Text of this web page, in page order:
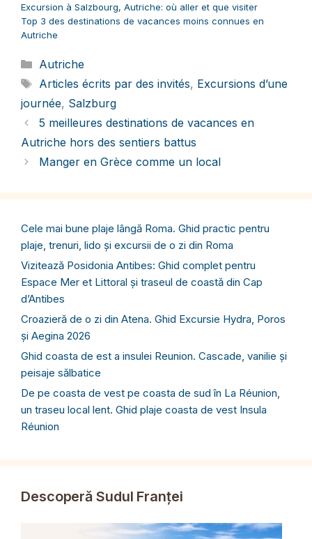
Excursion à Salzbourg, Autriche: où aller et que visiter
Top 3 des destinations de vacances moins connues en
Autriche
Catégories
Autriche
Étiquettes
Articles écrits par des invités, Excursions d’une
journée, Salzburg
5 meilleures destinations de vacances en
Autriche hors des sentiers battus
Manger en Grèce comme un local
Cele mai bune plaje lângă Roma. Ghid practic pentru
plaje, trenuri, lido și excursii de o zi din Roma
Vizitează Posidonia Antibes: Ghid complet pentru
Espace Mer et Littoral și traseul de coastă din Cap
d’Antibes
Croazieră de o zi din Atena. Ghid Excursie Hydra, Poros
și Aegina 2026
Ghid coasta de est a insulei Reunion. Cascade, vanilie și
peisaje sălbatice
De pe coasta de vest pe coasta de sud în La Réunion,
un traseu local lent. Ghid plaje coasta de vest Insula
Réunion
Descoperă Sudul Franței